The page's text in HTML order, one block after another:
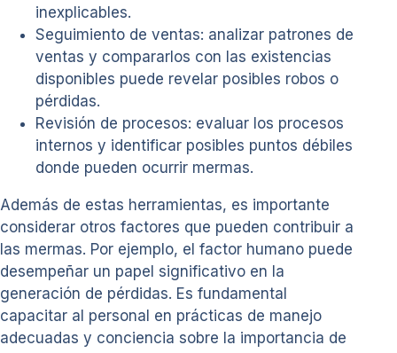
inexplicables.
Seguimiento de ventas: analizar patrones de
ventas y compararlos con las existencias
disponibles puede revelar posibles robos o
pérdidas.
Revisión de procesos: evaluar los procesos
internos y identificar posibles puntos débiles
donde pueden ocurrir mermas.
Además de estas herramientas, es importante
considerar otros factores que pueden contribuir a
las mermas. Por ejemplo, el factor humano puede
desempeñar un papel significativo en la
generación de pérdidas. Es fundamental
capacitar al personal en prácticas de manejo
adecuadas y conciencia sobre la importancia de